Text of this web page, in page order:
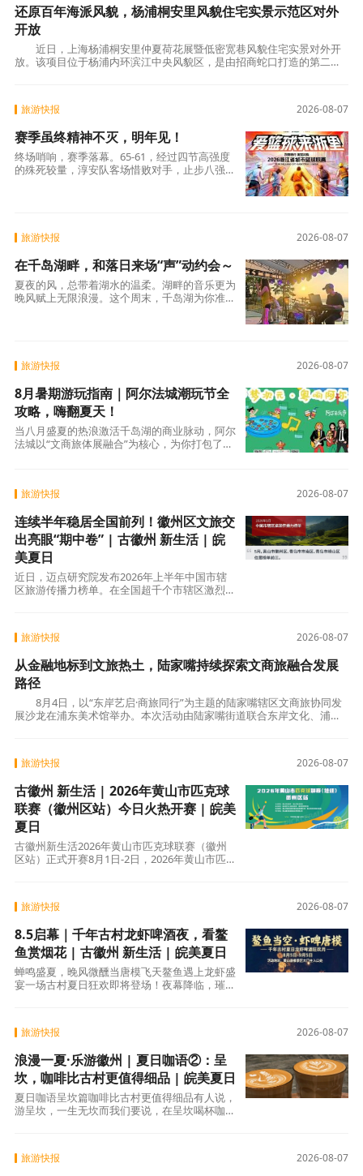
还原百年海派风貌，杨浦桐安里风貌住宅实景示范区对外
开放
近日，上海杨浦桐安里仲夏荷花展暨低密宽巷风貌住宅实景对外开
放。该项目位于杨浦内环滨江中央风貌区，是由招商蛇口打造的第二座
2026-08-07
旅游快报
赛季虽终精神不灭，明年见！
终场哨响，赛季落幕。65-61，经过四节高强度
的殊死较量，淳安队客场惜败对手，止步八强。
2026-08-07
旅游快报
在千岛湖畔，和落日来场“声”动约会～
夏夜的风，总带着湖水的温柔。湖畔的音乐更为
晚风赋上无限浪漫。这个周末，千岛湖为你准备
2026-08-07
旅游快报
8月暑期游玩指南｜阿尔法城潮玩节全
攻略，嗨翻夏天！
当八月盛夏的热浪激活千岛湖的商业脉动，阿尔
法城以“文商旅体展融合”为核心，为你打包了一
2026-08-07
旅游快报
连续半年稳居全国前列！徽州区文旅交
出亮眼“期中卷” | 古徽州 新生活 | 皖
美夏日
近日，迈点研究院发布2026年上半年中国市辖
区旅游传播力榜单。在全国超千个市辖区激烈角
2026-08-07
旅游快报
从金融地标到文旅热土，陆家嘴持续探索文商旅融合发展
路径
8月4日，以“东岸艺启·商旅同行”为主题的陆家嘴辖区文商旅协同发
展沙龙在浦东美术馆举办。本次活动由陆家嘴街道联合东岸文化、浦东
2026-08-07
旅游快报
古徽州 新生活 | 2026年黄山市匹克球
联赛（徽州区站）今日火热开赛 | 皖美
夏日
古徽州新生活2026年黄山市匹克球联赛（徽州
区站）正式开赛8月1日-2日，2026年黄山市匹克
2026-08-07
旅游快报
8.5启幕｜千年古村龙虾啤酒夜，看鳌
鱼赏烟花 | 古徽州 新生活 | 皖美夏日
蝉鸣盛夏，晚风微醺当唐模飞天鳌鱼遇上龙虾盛
宴一场古村夏日狂欢即将登场！夜幕降临，璀璨
2026-08-07
旅游快报
浪漫一夏·乐游徽州 | 夏日咖语②：呈
坎，咖啡比古村更值得细品 | 皖美夏日
夏日咖语呈坎篇咖啡比古村更值得细品有人说，
游呈坎，一生无坎而我们要说，在呈坎喝杯咖啡
2026-08-07
旅游快报